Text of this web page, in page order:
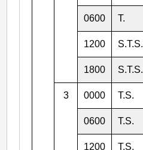
0600 T.
1200 S.T.S.
1800 S.T.S.
3 0000 T.S.
0600 T.S.
1200 T.S.